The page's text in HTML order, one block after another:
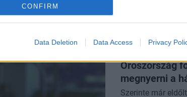
CONFIRM
Data Deletion Data Access Privacy
Oroszország
megnyerni a
Szerinte már